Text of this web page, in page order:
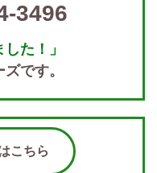
3496
た！」
です。
こちら